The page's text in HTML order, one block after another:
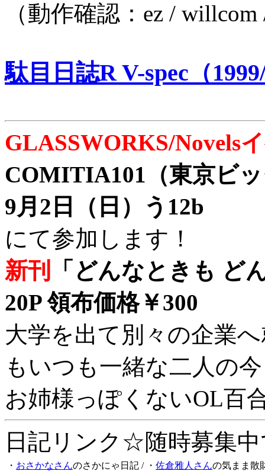
（動作確認：ez /
駄目日誌R V-spec（
GLASSWORKS/Novels
COMITIA101（東京ビ
9月2日（日）う12b
にて参加します！
新刊
「どんなときも ど
20P 領布価格￥300
大学を出て別々の企業
もいつも一緒な二人の
お姉様っぽくないOL百
日記リンク☆随時募集
・ おさかなさんのさかにゃ日記 / ・ 佐倉雅人さんの気まま散